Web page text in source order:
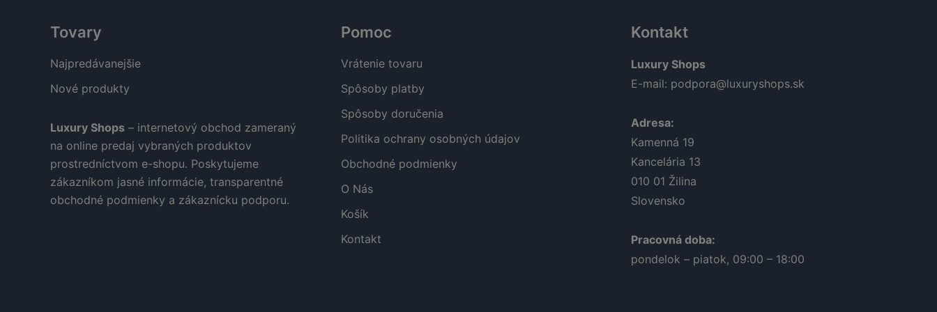
Tovary
Najpredávanejšie
Nové produkty
Luxury Shops – internetový obchod zameraný
na online predaj vybraných produktov
prostredníctvom e-shopu. Poskytujeme
zákazníkom jasné informácie, transparentné
obchodné podmienky a zákaznícku podporu.
Pomoc
Vrátenie tovaru
Spôsoby platby
Spôsoby doručenia
Politika ochrany osobných údajov
Obchodné podmienky
O Nás
Košík
Kontakt
Kontakt
Luxury Shops
E-mail: podpora@luxuryshops.sk
Adresa:
Kamenná 19
Kancelária 13
010 01 Žilina
Slovensko
Pracovná doba:
pondelok – piatok, 09:00 – 18:00
Odborná poradkyňa · online